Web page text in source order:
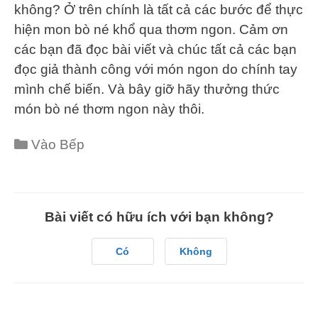
không? Ở trên chính là tất cả các bước để thực
hiện mon bò né khổ qua thơm ngon. Cảm ơn
các bạn đã đọc bài viết và chúc tất cả các bạn
đọc giả thành công với món ngon do chính tay
mình chế biến. Và bây giỡ hãy thưởng thức
món bò né thơm ngon này thôi.
Categories
Vào Bếp
Bài viết có hữu ích với bạn không?
Có Không